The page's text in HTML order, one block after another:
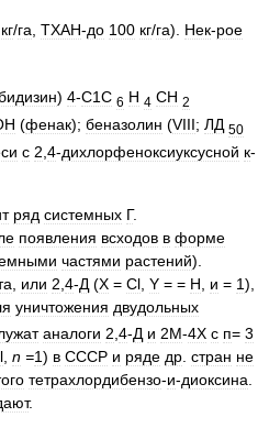
кг/га ТХАН-до 100 кг/га). Нек-рое
) 4-С1С 6 Н 4 СН 2
(фенак); беназолин (VIII; ЛД 50
с 2 4-дихлорфеноксиуксусной к-
ряд системных Г.
появления всходов в форме
частями растений).
или 2 4-Д (X = Cl Y = = Н и = 1),
уничтожения двудольных
аналоги 2,4-Д и 2М-4Х с п= 3
, n =1) в СССР и ряде др. стран не
тетрахлордибензо-и-диоксина.
.